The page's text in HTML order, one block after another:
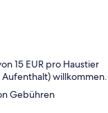
15 EUR pro Haustier
willkommen.
Gebühren